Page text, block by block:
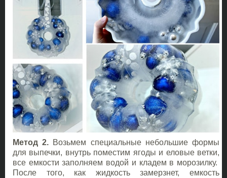
Метод 2. Возьмем специальные небольшие формы
для выпечки, внутрь поместим ягоды и еловые ветки,
все емкости заполняем водой и кладем в морозилку.
После того, как жидкость замерзнет, емкость